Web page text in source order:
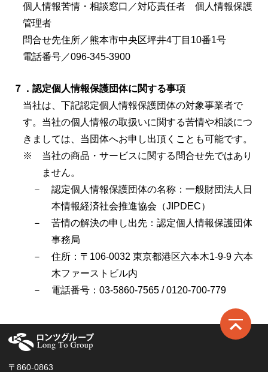
個人情報苦情・相談窓口／対応責任者 個人情報保護
管理者
問合せ先住所／熊本市中央区坪井4丁目10番1号
電話番号／096-345-3900
７．認定個人情報保護団体に関する事項
当社は、下記認定個人情報保護団体の対象事業者で
す。当社の個人情報の取扱いに関する苦情や相談につ
きましては、当団体へお申し出頂くことも可能です。
※ 当社の商品・サービスに関する問合せ先ではあり
ません。
－ 認定個人情報保護団体の名称：一般財団法人日
本情報経済社会推進協会（JIPDEC）
－ 苦情の解決の申し出先：認定個人情報保護団体
事務局
－ 住所：〒106-0032 東京都港区六本木1-9-9 六本
木ファーストビル内
－ 電話番号：03-5860-7565 / 0120-700-779
〒860-0863